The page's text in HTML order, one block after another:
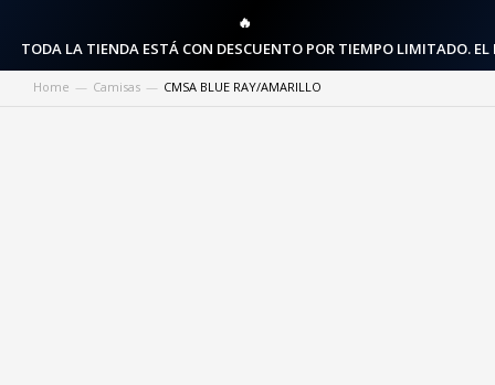
🔥
TODA LA TIENDA ESTÁ CON DESCUENTO POR TIEMPO LIMITADO.
You are here:
Home Camisas CMSA BLUE RAY/AMARILLO